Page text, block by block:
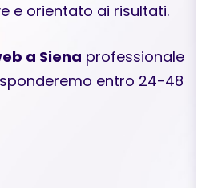
e orientato ai risultati.
a Siena professionale
entro 24-48